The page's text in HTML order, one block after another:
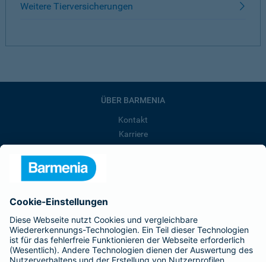
Weitere Tierversicherungen
ÜBER BARMENIA
Kontakt
Karriere
Barmenia ist Teil der BarmeniaGothaer
BELIEBTE SEITEN
Kranken-Zusatzversicherung